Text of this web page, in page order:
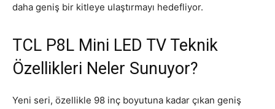
daha geniş bir kitleye ulaştırmayı hedefliyor.
TCL P8L Mini LED TV Teknik
Özellikleri Neler Sunuyor?
Yeni seri, özellikle 98 inç boyutuna kadar çıkan geniş